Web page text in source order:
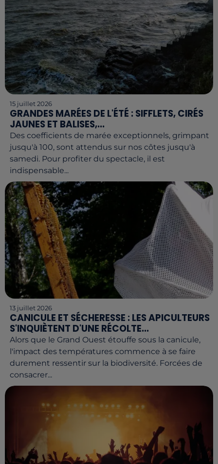
15 juillet 2026
GRANDES MARÉES DE L'ÉTÉ : SIFFLETS, CIRÉS
JAUNES ET BALISES,...
Des coefficients de marée exceptionnels, grimpant
jusqu'à 100, sont attendus sur nos côtes jusqu'à
samedi. Pour profiter du spectacle, il est
indispensable...
13 juillet 2026
CANICULE ET SÉCHERESSE : LES APICULTEURS
S'INQUIÈTENT D'UNE RÉCOLTE...
Alors que le Grand Ouest étouffe sous la canicule,
l'impact des températures commence à se faire
durement ressentir sur la biodiversité. Forcées de
consacrer...